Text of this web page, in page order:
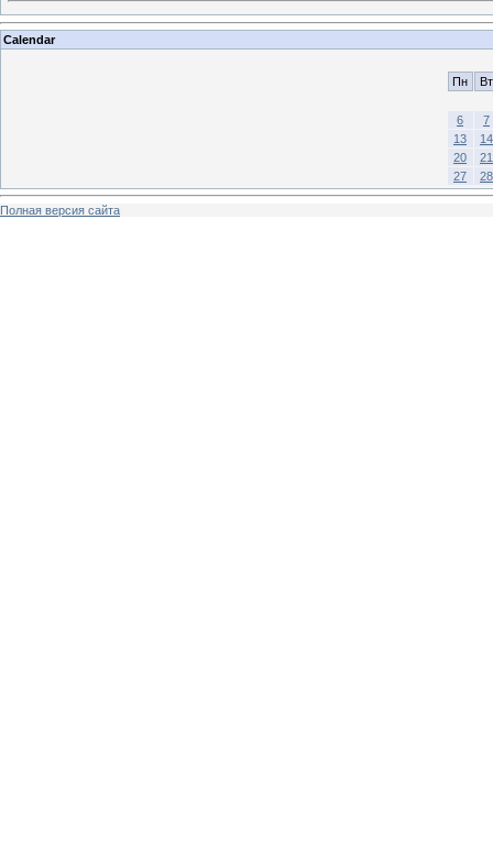
Calendar
Пн Вт
6
7
13
14
20
21
27
28
Полная версия сайта